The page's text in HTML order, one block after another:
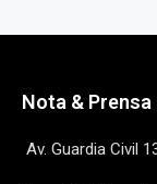
Nota & Prensa
Av. Guardia Civil